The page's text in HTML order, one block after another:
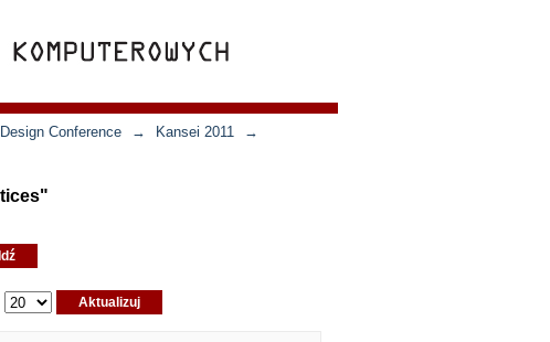
Conference → Kansei 2011
→